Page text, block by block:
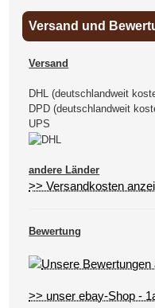
Versand und
Versand
DHL (deutschlandweit
DPD (deutschlandweit
UPS
andere Länder
>> Versandkosten
Bewertung
>> unser ebay-Shop -